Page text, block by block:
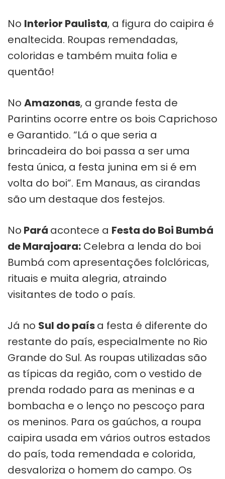
No Interior Paulista, a figura do caipira é
enaltecida. Roupas remendadas,
coloridas e também muita folia e
quentão!
No Amazonas, a grande festa de
Parintins ocorre entre os bois Caprichoso
e Garantido. “Lá o que seria a
brincadeira do boi passa a ser uma
festa única, a festa junina em si é em
volta do boi”. Em Manaus, as cirandas
são um destaque dos festejos.
No Pará acontece a Festa do Boi Bumbá
de Marajoara: Celebra a lenda do boi
Bumbá com apresentações folclóricas,
rituais e muita alegria, atraindo
visitantes de todo o país.
Já no Sul do paísa festa é diferente do
restante do país, especialmente no Rio
Grande do Sul. As roupas utilizadas são
as típicas da região, com o vestido de
prenda rodado para as meninas e a
bombacha e o lenço no pescoço para
os meninos. Para os gaúchos, a roupa
caipira usada em vários outros estados
do país, toda remendada e colorida,
desvaloriza o homem do campo. Os